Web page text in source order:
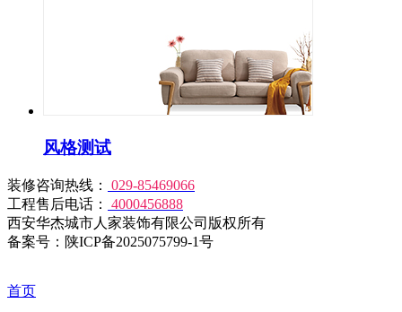
风格测试
装修咨询热线：
029-85469066
工程售后电话：
4000456888
西安华杰城市人家装饰有限公司版权所有
备案号：陕ICP备2025075799-1号
首页